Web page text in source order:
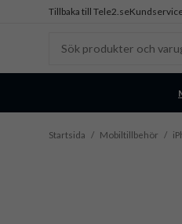
Tillbaka till Tele2.se
Startsida / Mobiltillbehör /